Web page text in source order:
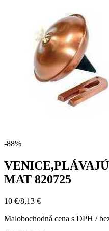
-88%
MAT 820725
10 €/8,13 €
Malobochodná cena s DPH /